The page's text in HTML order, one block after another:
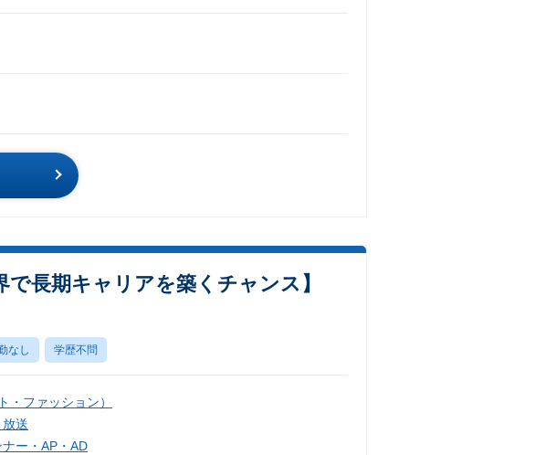
長期キャリアを築くチャンス】
なし 学歴不問
・ファッション）
送
ー・AP・AD